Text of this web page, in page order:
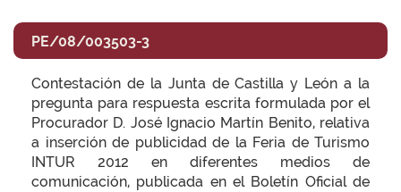
PE/08/003503-3
Contestación de la Junta de Castilla y León a la
pregunta para respuesta escrita formulada por el
Procurador D. José Ignacio Martín Benito, relativa
a inserción de publicidad de la Feria de Turismo
INTUR 2012 en diferentes medios de
comunicación, publicada en el Boletín Oficial de